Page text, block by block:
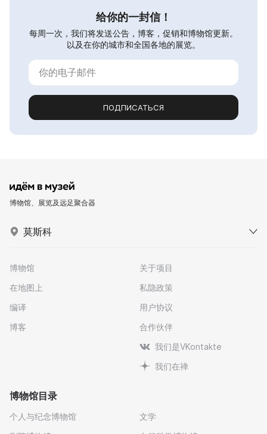
给你的一封信！
每周一次，我们将发送公告，博客，促销和博物馆更新。
以及在你的城市和全国各地的展览。
ПОДПИСАТЬСЯ
博物馆、展览及远足聚合器
莫斯科
博物馆
在地图上
编译
博客
关于项目
私隐政策
用户协议
合作伙伴
我们是VKontakte
我们在禅
博物馆目录
个人与纪念博物馆
文学